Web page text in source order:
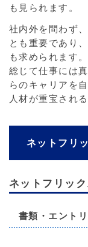
も見られます。
社内外を問わず
とも重要であり
も求められます。
総じて仕事には
らのキャリアを
人材が重宝され
ネットフリ
ネットフリッ
書類・エント